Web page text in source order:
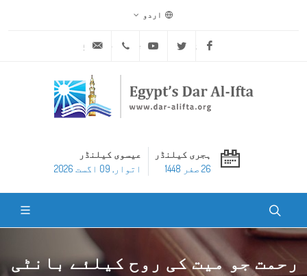
اردو
Facebook
Twitter
Youtube
ہجری کیلنڈر
26 صفر 1448
عیسوی کیلنڈر
اتوار, 09 اگست 2026
رحمت جو میت کی روح کیلئے بانٹی